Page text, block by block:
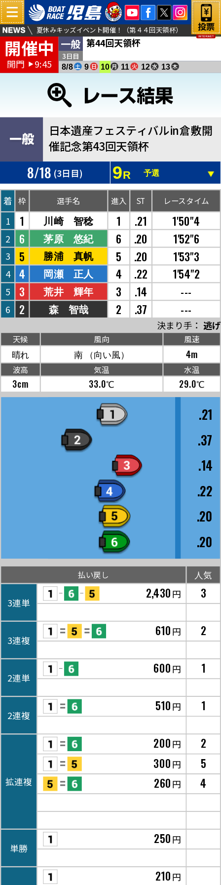
開催中
開門 ▶9:45
一般 第44回天領杯
3日目
8/8 土 9 日 10 月 11 火 12 水 13 木
薄暮（サマータイム）レース実施について
倉敷児島塩結びカフェよりお得な商品販売のお知らせ
夏休みキッズイベント開催！（第４４回天領杯）
8/18 (3日目) 9R 予選
日本遺産フェスティバルin倉敷開
催記念第43回天領杯
着 枠 選手名 進入 ST レースタイム
1 1 川崎 智稔 1 .21 1'50"4
2 6 茅原 悠紀 6 .20 1'52"6
3 5 勝浦 真帆 5 .20 1'53"3
4 4 岡瀬 正人 4 .22 1'54"2
5 3 荒井 輝年 3 .14 ---
6 2 森 智哉 2 .37 ---
決まり手： 逃げ
天候 風向 風速
晴れ 南 （向い風） 4m
波高 気温 水温
3cm 33.0℃ 29.0℃
.21
.37
.14
.22
.20
.20
払い戻し 人気
3連単
2,430円 3
3連複
610円 2
2連単
600円 1
2連複
510円 1
拡連複
200円
2
300円
5
260円 4
単勝
250円
210円